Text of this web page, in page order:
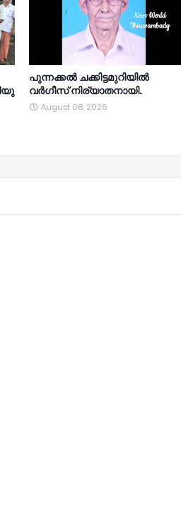
പുന്നക്കൽ ചക്കിട്ടമുറിയിൽ
വർഗീസ് നിര്യാതനായി.
August 08, 2026